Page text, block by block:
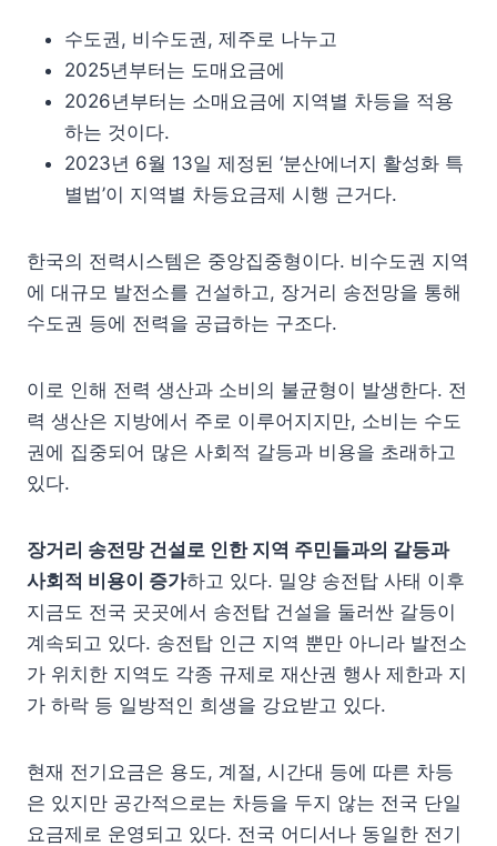
수도권, 비수도권, 제주로 나누고
2025년부터는 도매요금에
2026년부터는 소매요금에 지역별 차등을 적용
하는 것이다.
2023년 6월 13일 제정된 ‘분산에너지 활성화 특
별법’이 지역별 차등요금제 시행 근거다.
한국의 전력시스템은 중앙집중형이다. 비수도권 지역
에 대규모 발전소를 건설하고, 장거리 송전망을 통해
수도권 등에 전력을 공급하는 구조다.
이로 인해 전력 생산과 소비의 불균형이 발생한다. 전
력 생산은 지방에서 주로 이루어지지만, 소비는 수도
권에 집중되어 많은 사회적 갈등과 비용을 초래하고
있다.
장거리 송전망 건설로 인한 지역 주민들과의 갈등과
사회적 비용이 증가하고 있다. 밀양 송전탑 사태 이후
지금도 전국 곳곳에서 송전탑 건설을 둘러싼 갈등이
계속되고 있다. 송전탑 인근 지역 뿐만 아니라 발전소
가 위치한 지역도 각종 규제로 재산권 행사 제한과 지
가 하락 등 일방적인 희생을 강요받고 있다.
현재 전기요금은 용도, 계절, 시간대 등에 따른 차등
은 있지만 공간적으로는 차등을 두지 않는 전국 단일
요금제로 운영되고 있다. 전국 어디서나 동일한 전기